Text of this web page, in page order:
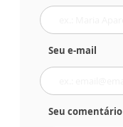
Seu e-mail
Seu comentário